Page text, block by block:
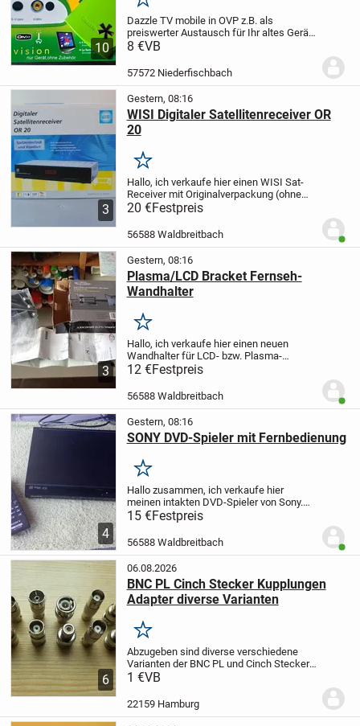
10
Merken
Dazzle TV mobile in OVP z.B. als
preiswerter Austausch für Ihr altes Gerät
Beschreibung gibts im Internet
Privatverkauf - „Die Ware wird unter
Ausschluss jeglicher...
8 €VB
57572 Niederfischbach
3
Gestern, 08:16
WISI Digitaler Satellitenreceiver OR
20
Merken
Hallo, ich verkaufe hier einen WISI Sat-
Receiver mit Originalverpackung (ohne
Fernbedienung, mit Netzkabel und
Bedienungsanleitung) zum
Schnäppchenpreis. Weitere Infos finden
Sie in den Fotos. Der...
20 €Festpreis
56588 Waldbreitbach
3
Gestern, 08:16
Plasma/LCD Bracket Fernseh-
Wandhalter
Merken
Hallo, ich verkaufe hier einen neuen
Wandhalter für LCD- bzw. Plasma-
Fernsehgeräte. Alle Angaben finden Sie
auf den Fotos. 0171-2822284
12 €Festpreis
56588 Waldbreitbach
4
Gestern, 08:16
SONY DVD-Spieler mit Fernbedienung
Merken
Hallo zusammen, ich verkaufe hier
meinen intakten DVD-Spieler von Sony.
Alle anderen Infos bitte den Fotos
entnehmen. Der Verkauf erfolgt ohne
Garantie oder Rücknahme. Versicherter
15 €Festpreis
56588 Waldbreitbach
6
06.08.2026
BNC PL Cinch Stecker Kupplungen
Adapter diverse Varianten
Merken
Abzugeben sind diverse verschiedene
Varianten der BNC PL und Cinch Stecker-
Kupplungen und Adapter.
unbenutzt.Abgabe nach belibiger Auswahl
1 €VB
22159 Hamburg